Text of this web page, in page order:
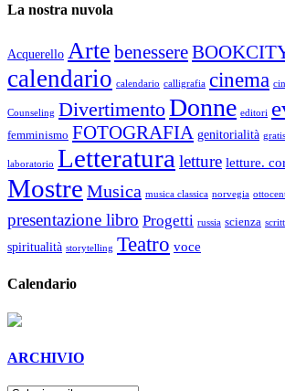
La nostra nuvola
Acquerello Arte benessere
calendario calendario calligrafia cinema
Counseling DivertimentoDonne editori
femminismo FOTOGRAFIA genitorialità gratis
laboratorio Letteratura letture letture.
Mostre Musica musica classica norvegia
presentazione libro Progetti russia scienza
spiritualità storytelling Teatro voce
Calendario
ARCHIVIO